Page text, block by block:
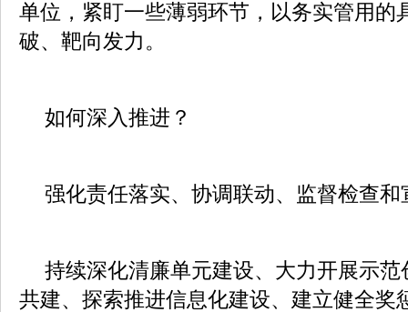
单位，紧盯一些薄弱环节，以务实管用的
破、靶向发力。
如何深入推进？
强化责任落实、协调联动、监督检查和
持续深化清廉单元建设、大力开展示
共建、探索推进信息化建设、建立健全